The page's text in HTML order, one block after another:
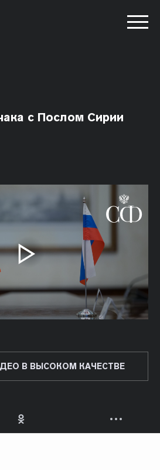
с Послом Сирии
В ВЫСОКОМ КАЧЕСТВЕ